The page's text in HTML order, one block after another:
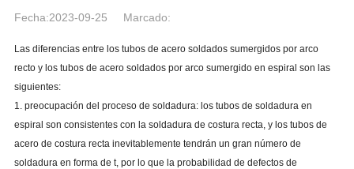
Fecha:2023-09-25 Marcado:
Las diferencias entre los tubos de acero soldados sumergidos por arco
recto y los tubos de acero soldados por arco sumergido en espiral son las
siguientes:
1. preocupación del proceso de soldadura: los tubos de soldadura en
espiral son consistentes con la soldadura de costura recta, y los tubos de
acero de costura recta inevitablemente tendrán un gran número de
soldadura en forma de t, por lo que la probabilidad de defectos de